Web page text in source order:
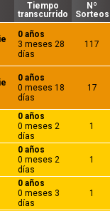
Tiempo
transcurrido
Nº
Sorteos
0 años
3 meses 28
días
117
0 años
0 meses 18
días
17
0 años
0 meses 2
días
1
0 años
0 meses 2
días
1
0 años
0 meses 3
días
1